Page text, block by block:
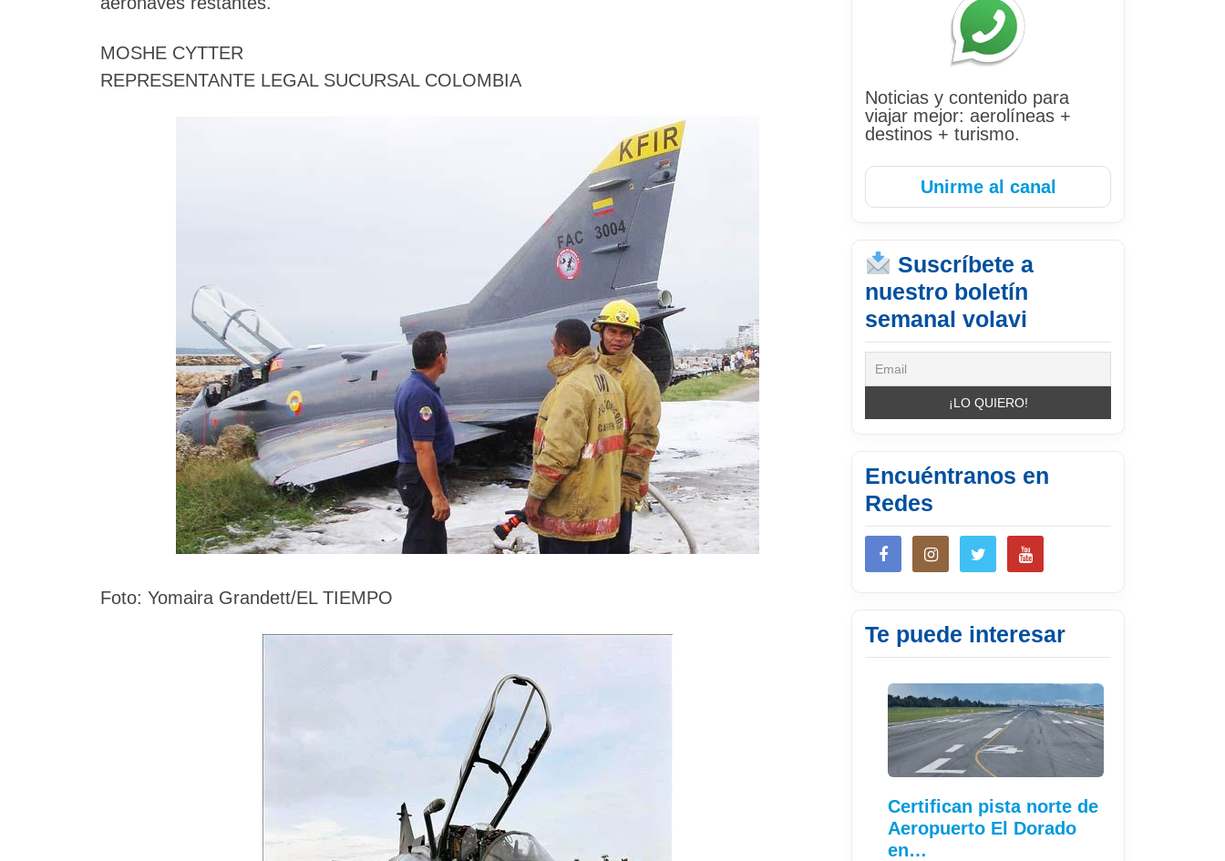
MOSHE CYTTER
REPRESENTANTE LEGAL SUCURSAL COLOMBIA
Foto: Yomaira Grandett/EL TIEMPO
Noticias y contenido para
viajar mejor: aerolíneas +
destinos + turismo.
Unirme al canal
Suscríbete a
nuestro boletín
semanal volavi
Encuéntranos en
Redes
Te puede interesar
Certifican pista norte de
Aeropuerto El Dorado
en…